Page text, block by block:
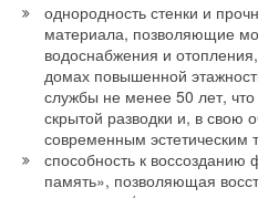
однородность стенки и
материала, позволяющие
водоснабжения и
домах повышенной
службы не менее 50 лет,
скрытой разводки и, в свою
современным эстетическим
способность к
память», позволяющая
Табл. 4.
армированных
→ 15 лет ООО «КСБ»
→
Новейшее поколение
ЖУРНАЛ СОК МАЙ 2020
→ KSB в России: итоги,
ЖУРНАЛ СОК ФЕВРАЛЬ 2020